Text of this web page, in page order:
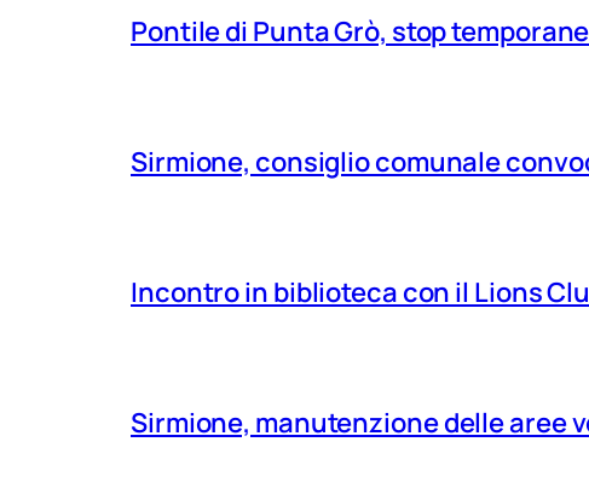
Pontile di Punta Grò, stop
Sirmione, consiglio comunale
Incontro in biblioteca con il Lions
Sirmione, manutenzione delle aree